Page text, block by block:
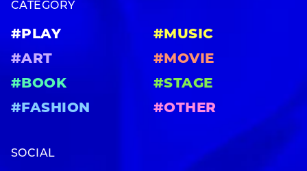
CATEGORY
#PLAY
#MUSIC
#ART
#MOVIE
#BOOK
#STAGE
#FASHION
#OTHER
SOCIAL